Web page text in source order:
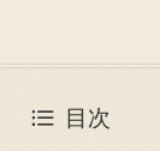
目次